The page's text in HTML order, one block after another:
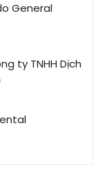
General
ty TNHH Dịch